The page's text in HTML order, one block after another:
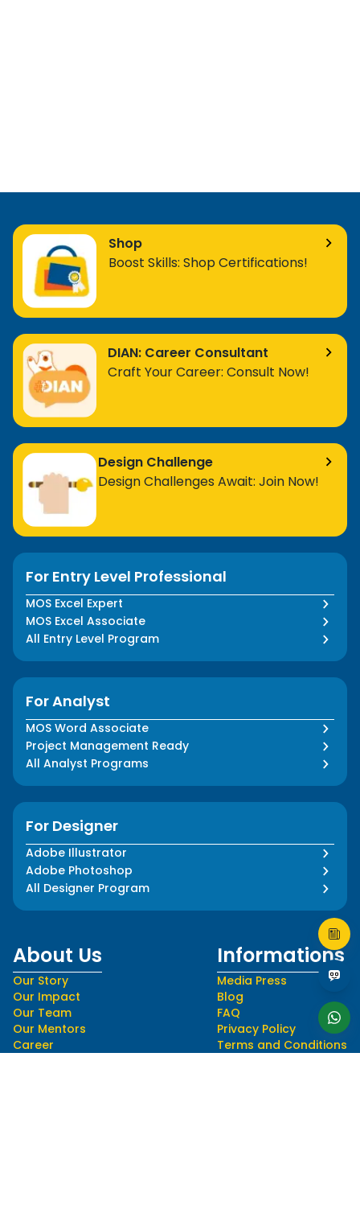
Shop
Boost Skills: Shop Certifications!
DIAN: Career Consultant
Craft Your Career: Consult Now!
Design Challenge
Design Challenges Await: Join Now!
For Entry Level Professional
MOS Excel Expert
MOS Excel Associate
All Entry Level Program
For Analyst
MOS Word Associate
Project Management Ready
All Analyst Programs
For Designer
Adobe Illustrator
Adobe Photoshop
All Designer Program
About Us
Our Story
Our Impact
Our Team
Our Mentors
Career
Informations
Media Press
Blog
FAQ
Privacy Policy
Terms and Conditions